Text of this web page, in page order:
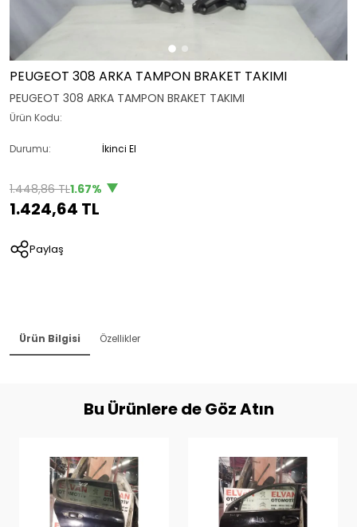
PEUGEOT 308 ARKA TAMPON BRAKET TAKIMI
PEUGEOT 308 ARKA TAMPON BRAKET TAKIMI
Ürün Kodu:
Durumu: İkinci El
1.448,86 TL1.67%
1.424,64 TL
Paylaş
Ürün Bilgisi Özellikler
Bu Ürünlere de Göz Atın